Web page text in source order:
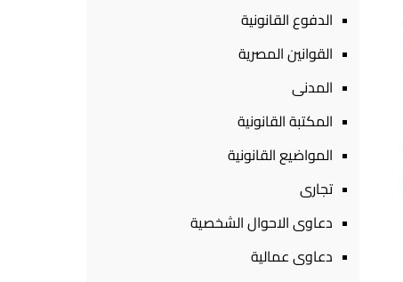
الدفوع القانونية
القوانين المصرية
المدنى
المكتبة القانونية
المواضيع القانونية
تجارى
دعاوى الاحوال الشخصية
دعاوى عمالية